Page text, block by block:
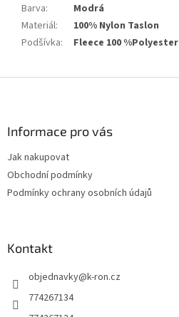
Barva:
Modrá
Materiál:
100% Nylon Taslon
Podšívka: Fleece 100 %Polyester
Informace pro vás
Jak nakupovat
Obchodní podmínky
Podmínky ochrany osobních údajů
Kontakt
objednavky@k-ron.cz
774267134